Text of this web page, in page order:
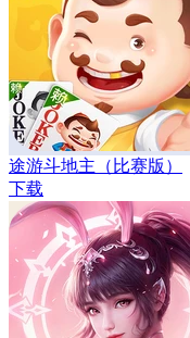
途游斗地主（比赛版）
下载